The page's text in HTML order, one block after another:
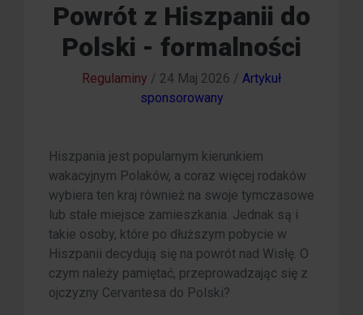
Powrót z Hiszpanii do
Polski - formalności
Regulaminy / 24 Maj 2026 / Artykuł
sponsorowany
Hiszpania jest popularnym kierunkiem
wakacyjnym Polaków, a coraz więcej rodaków
wybiera ten kraj również na swoje tymczasowe
lub stałe miejsce zamieszkania. Jednak są i
takie osoby, które po dłuższym pobycie w
Hiszpanii decydują się na powrót nad Wisłę. O
czym należy pamiętać, przeprowadzając się z
ojczyzny Cervantesa do Polski?